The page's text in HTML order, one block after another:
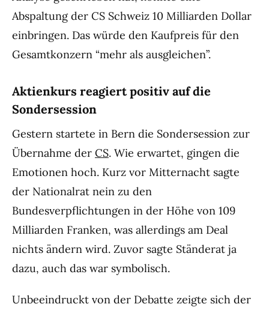
Abspaltung der CS Schweiz 10 Milliarden Dollar
einbringen. Das würde den Kaufpreis für den
Gesamtkonzern “mehr als ausgleichen”.
Aktienkurs reagiert positiv auf die
Sondersession
Gestern startete in Bern die Sondersession zur
Übernahme der CS. Wie erwartet, gingen die
Emotionen hoch. Kurz vor Mitternacht sagte
der Nationalrat nein zu den
Bundesverpflichtungen in der Höhe von 109
Milliarden Franken, was allerdings am Deal
nichts ändern wird. Zuvor sagte Ständerat ja
dazu, auch das war symbolisch.
Unbeeindruckt von der Debatte zeigte sich der